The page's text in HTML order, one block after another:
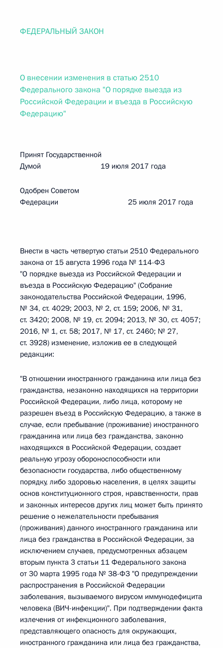
ФЕДЕРАЛЬНЫЙ ЗАКОН
О внесении изменения в статью 2510
Федерального закона "О порядке выезда из
Российской Федерации и въезда в Российскую
Федерацию"
Принят Государственной
Думой 19 июля 2017 года
Одобрен Советом
Федерации 25 июля 2017 года
Внести в часть четвертую статьи 2510 Федерального
закона от 15 августа 1996 года № 114-ФЗ
"О порядке выезда из Российской Федерации и
въезда в Российскую Федерацию" (Собрание
законодательства Российской Федерации, 1996,
№ 34, ст. 4029; 2003, № 2, ст. 159; 2006, № 31,
ст. 3420; 2008, № 19, ст. 2094; 2013, № 30, ст. 4057;
2016, № 1, ст. 58; 2017, № 17, ст. 2460; № 27,
ст. 3928) изменение, изложив ее в следующей
редакции:
"В отношении иностранного гражданина или лица без
гражданства, незаконно находящихся на территории
Российской Федерации, либо лица, которому не
разрешен въезд в Российскую Федерацию, а также в
случае, если пребывание (проживание) иностранного
гражданина или лица без гражданства, законно
находящихся в Российской Федерации, создает
реальную угрозу обороноспособности или
безопасности государства, либо общественному
порядку, либо здоровью населения, в целях защиты
основ конституционного строя, нравственности, прав
и законных интересов других лиц может быть принято
решение о нежелательности пребывания
(проживания) данного иностранного гражданина или
лица без гражданства в Российской Федерации, за
исключением случаев, предусмотренных абзацем
вторым пункта 3 статьи 11 Федерального закона
от 30 марта 1995 года № 38-ФЗ "О предупреждении
распространения в Российской Федерации
заболевания, вызываемого вирусом иммунодефицита
человека (ВИЧ-инфекции)". При подтверждении факта
излечения от инфекционного заболевания,
представляющего опасность для окружающих,
иностранного гражданина или лица без гражданства,